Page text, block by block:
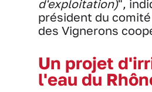
d'exploitation)",
président du
des Vignerons
Un projet
l'eau du